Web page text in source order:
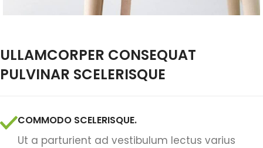
ULLAMCORPER CONSEQUAT
PULVINAR SCELERISQUE
COMMODO SCELERISQUE.
Ut a parturient ad vestibulum lectus varius